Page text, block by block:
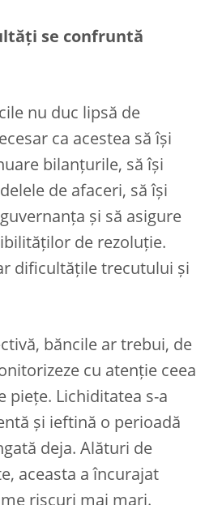
se confruntă
nu duc lipsă de
ca acestea să își
bilanțurile, să își
de afaceri, să își
și să asigure
de rezoluție.
dificultățile trecutului și
băncile ar trebui, de
cu atenție ceea
piețe. Lichiditatea s-a
și ieftină o perioadă
deja. Alături de
aceasta a încurajat
riscuri mai mari.